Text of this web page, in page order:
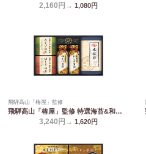
2,160円→ 1,080円
飛騨高山「椿屋」監修
飛騨高山「椿屋」監修 特選海苔&和味詰合せ TGF-CJ
3,240円→ 1,620円